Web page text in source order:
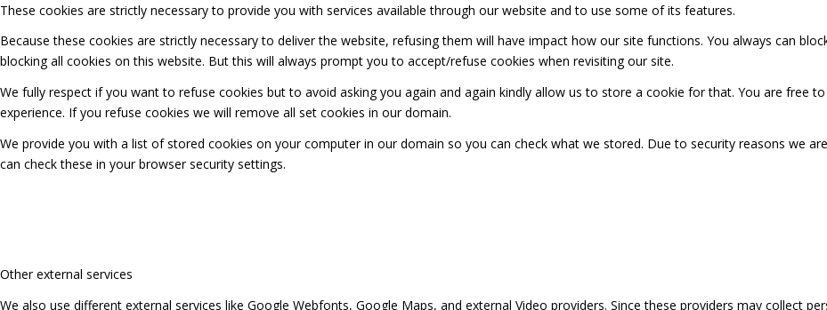
These cookies are strictly necessary to provide you with services available through our website and to use some of its features.
Because these cookies are strictly necessary to deliver the website, refusing them will have impact how our site functions. You always can
blocking all cookies on this website. But this will always prompt you to accept/refuse cookies when revisiting our site.
We fully respect if you want to refuse cookies but to avoid asking you again and again kindly allow us to store a cookie for that. You are
experience. If you refuse cookies we will remove all set cookies in our domain.
We provide you with a list of stored cookies on your computer in our domain so you can check what we stored. Due to security reasons we
can check these in your browser security settings.
Other external services
We also use different external services like Google Webfonts, Google Maps, and external Video providers. Since these providers may collect